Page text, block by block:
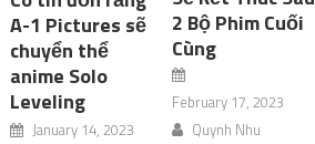
A-1 Pictures sẽ
chuyển thể
anime Solo
Leveling
January 14, 2023
2 Bộ Phim Cuối
Cùng
February 17, 2023
Quynh Nhu